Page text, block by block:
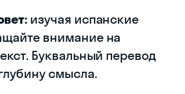
изучая испанские
внимание на
Буквальный перевод
смысла.